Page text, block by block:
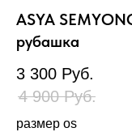
ASYA
рубашка
3 300 Руб.
4 900 Руб.
размер os